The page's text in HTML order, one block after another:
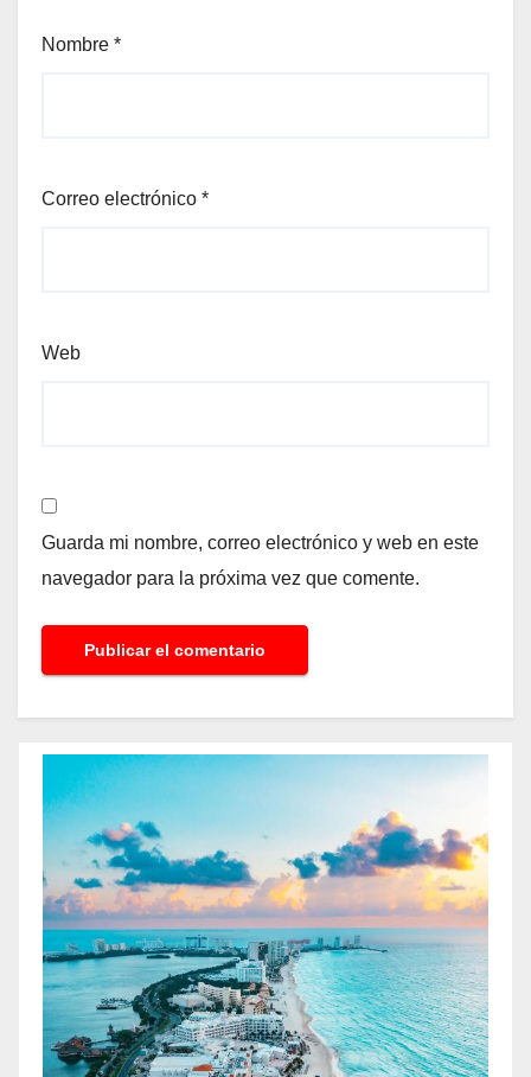
Nombre *
Correo electrónico *
Web
Guarda mi nombre, correo electrónico y web en este
navegador para la próxima vez que comente.